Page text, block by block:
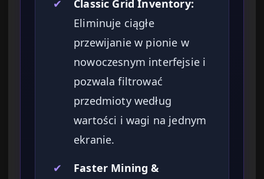
✔
Classic Grid Inventory:
Eliminuje ciągłe
przewijanie w pionie w
nowoczesnym interfejsie i
pozwala filtrować
przedmioty według
wartości i wagi na jednym
ekranie.
✔
Faster Mining &